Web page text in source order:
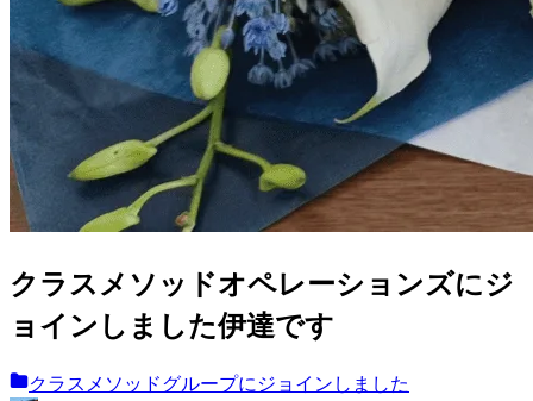
クラスメソッドオペレーションズにジ
ョインしました伊達です
クラスメソッドグループにジョインしました